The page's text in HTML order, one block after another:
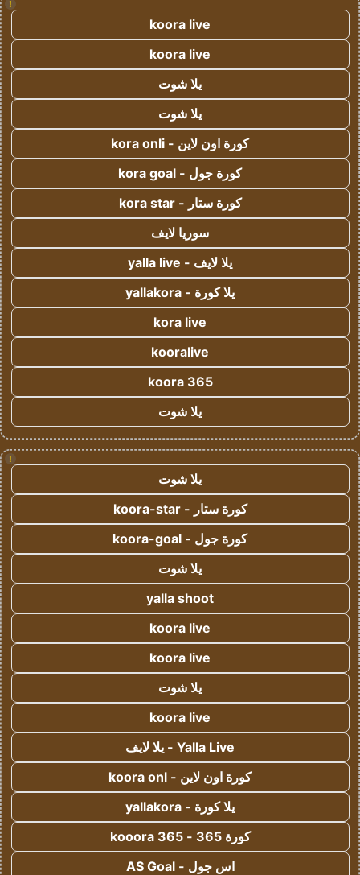
!
koora live
koora live
يلا شوت
يلا شوت
كورة اون لاين - kora onli
كورة جول - kora goal
كورة ستار - kora star
سوريا لايف
يلا لايف - yalla live
يلا كورة - yallakora
kora live
kooralive
koora 365
يلا شوت
!
يلا شوت
كورة ستار - koora-star
كورة جول - koora-goal
يلا شوت
yalla shoot
koora live
koora live
يلا شوت
koora live
Yalla Live - يلا لايف
كورة اون لاين - koora onl
يلا كورة - yallakora
كورة 365 - kooora 365
اس جول - AS Goal